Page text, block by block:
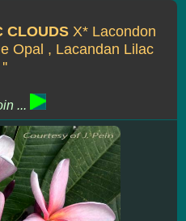
CLOUDS X* Lacondon
Opal , Lacandan Lilac
''
...